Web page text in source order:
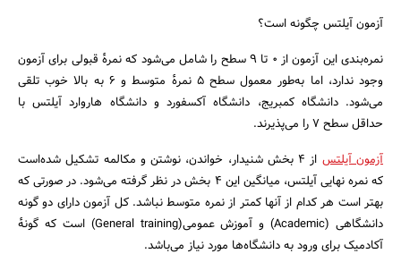
جستجو
آزمون آیلتس چگونه است؟
نمره‌بندی این آزمون از ۰ تا ۹ سطح را شامل می‌شود که نمرهٔ قبولی برای آزمون
وجود ندارد، اما به‌طور معمول سطح ۵ نمرهٔ متوسط و ۶ به بالا خوب تلقی
می‌شود. دانشگاه کمبریج، دانشگاه آکسفورد و دانشگاه هاروارد آیلتس با
حداقل سطح ۷ را می‌پذیرند.
آزمون آیلتس
از ۴ بخش شنیدار، خواندن، نوشتن و مکالمه تشکیل شده‌است
که نمره نهایی آیلتس، میانگین این ۴ بخش در نظر گرفته می‌شود. در صورتی که
بهتر است هر کدام از آنها کمتر از نمره متوسط نباشد. کل آزمون دارای دو گونه
دانشگاهی (Academic) و آموزش عمومی(General training) است که گونهٔ
آکادمیک برای ورود به دانشگاه‌ها مورد نیاز می‌باشد.